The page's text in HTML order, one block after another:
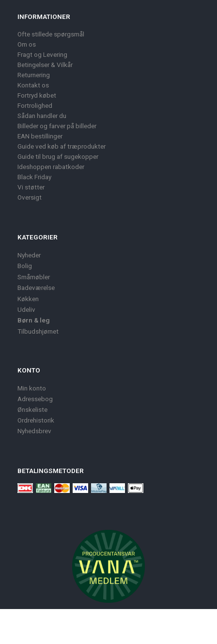
INFORMATIONER
Ofte stillede spørgsmål
Om os
Fragt og Levering
Betingelser & Vilkår
Returnering
Kontakt os
Fortryd købet
Fortrolighed
Sådan handler du
Billeder og farver på billeder
EAN bestillinger
Guide ved køb af træprodukter
Guide til brug af sugekopper
Ideshoppen rabatkoder
Black Friday
Vi støtter
Oversigt
KATEGORIER
Nyheder
Bolig
Småmøbler
Badeværelse
Køkken
Udeliv
Børn & leg
Tilbudshjørnet
KONTO
Min konto
Adressebog
Ønskeliste
Ordrehistorik
Nyhedsbrev
BETALINGSMETODER